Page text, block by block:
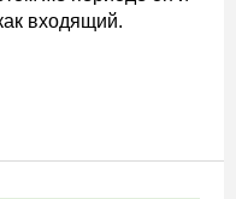
входящий.